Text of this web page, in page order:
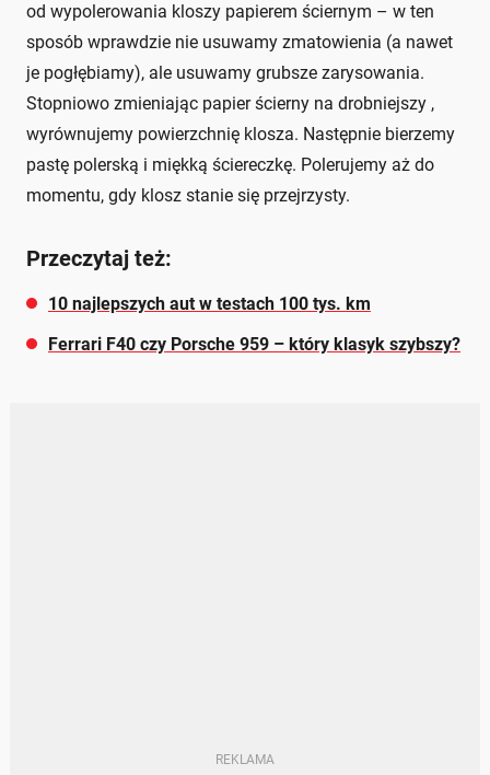
od wypolerowania kloszy papierem ściernym – w ten
sposób wprawdzie nie usuwamy zmatowienia (a nawet
je pogłębiamy), ale usuwamy grubsze zarysowania.
Stopniowo zmieniając papier ścierny na drobniejszy ,
wyrównujemy powierzchnię klosza. Następnie bierzemy
pastę polerską i miękką ściereczkę. Polerujemy aż do
momentu, gdy klosz stanie się przejrzysty.
Przeczytaj też:
10 najlepszych aut w testach 100 tys. km
Ferrari F40 czy Porsche 959 – który klasyk szybszy?